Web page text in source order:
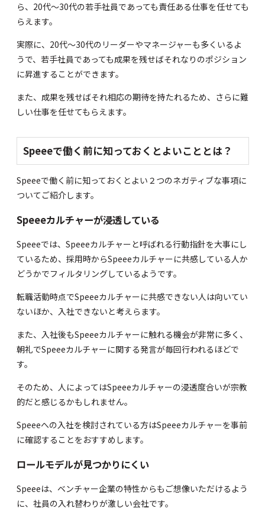
ら、20代～30代の若手社員であっても責任ある仕事を任せても
らえます。
実際に、20代～30代のリーダーやマネージャーも多くいるよ
うで、若手社員であっても成果を残せばそれなりのポジション
に昇進することができます。
また、成果を残せばそれ相応の期待を持たれるため、さらに難
しい仕事を任せてもらえます。
Speeeで働く前に知っておくとよいこととは？
Speeeで働く前に知っておくとよい２つのネガティブな事項に
ついてご紹介します。
Speeeカルチャーが浸透している
Speeeでは、Speeeカルチャーと呼ばれる行動指針を大事にし
ているため、採用時からSpeeeカルチャーに共感している人か
どうかでフィルタリングしているようです。
転職活動時点でSpeeeカルチャーに共感できない人は向いてい
ないほか、入社できないと考えらます。
また、入社後もSpeeeカルチャーに触れる機会が非常に多く、
朝礼でSpeeeカルチャーに関する発言が毎回行われるほどで
す。
そのため、人によってはSpeeeカルチャーの浸透度合いが宗教
的だと感じるかもしれません。
Speeeへの入社を検討されている方はSpeeeカルチャーを事前
に確認することをおすすめします。
ロールモデルが見つかりにくい
Speeeは、ベンチャー企業の特性からもご想像いただけるよう
に、社員の入れ替わりが激しい会社です。